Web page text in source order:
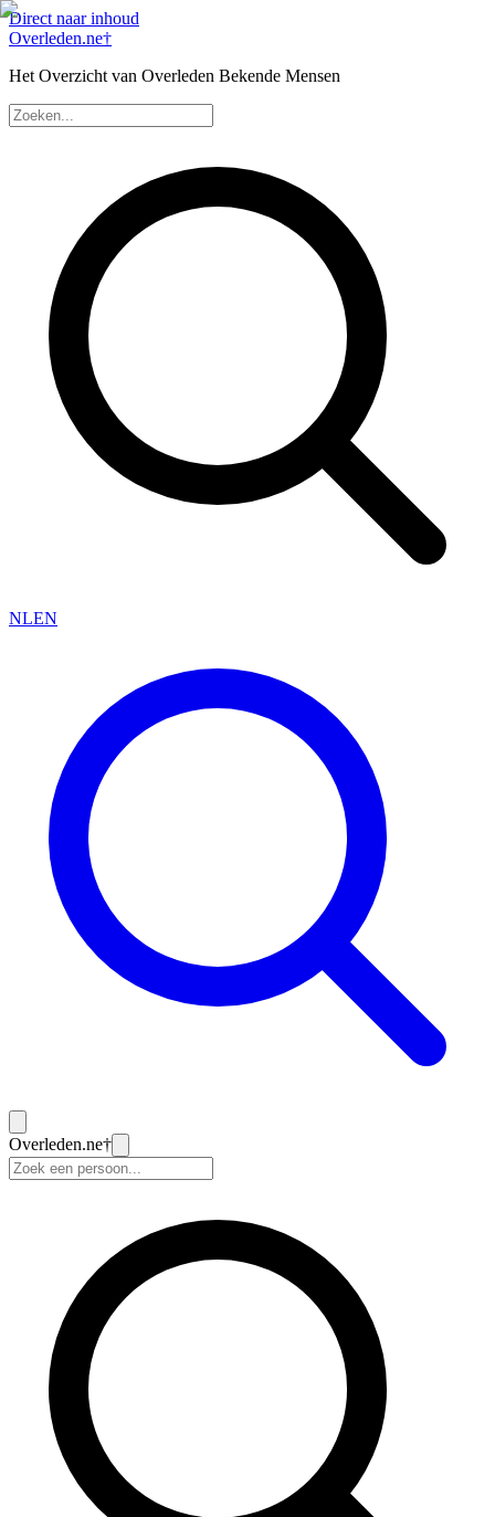
Direct naar inhoud
Overleden.ne†
Het Overzicht van Overleden Bekende Mensen
NLEN
Overleden.ne†